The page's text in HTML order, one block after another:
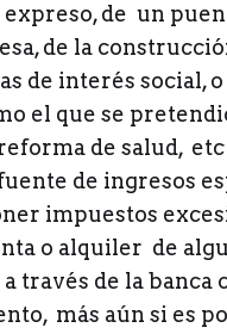
de un
de la
de interés social,
el que se
de salud,
de ingresos
impuestos
o alquiler de
través de la banca
más aún si es